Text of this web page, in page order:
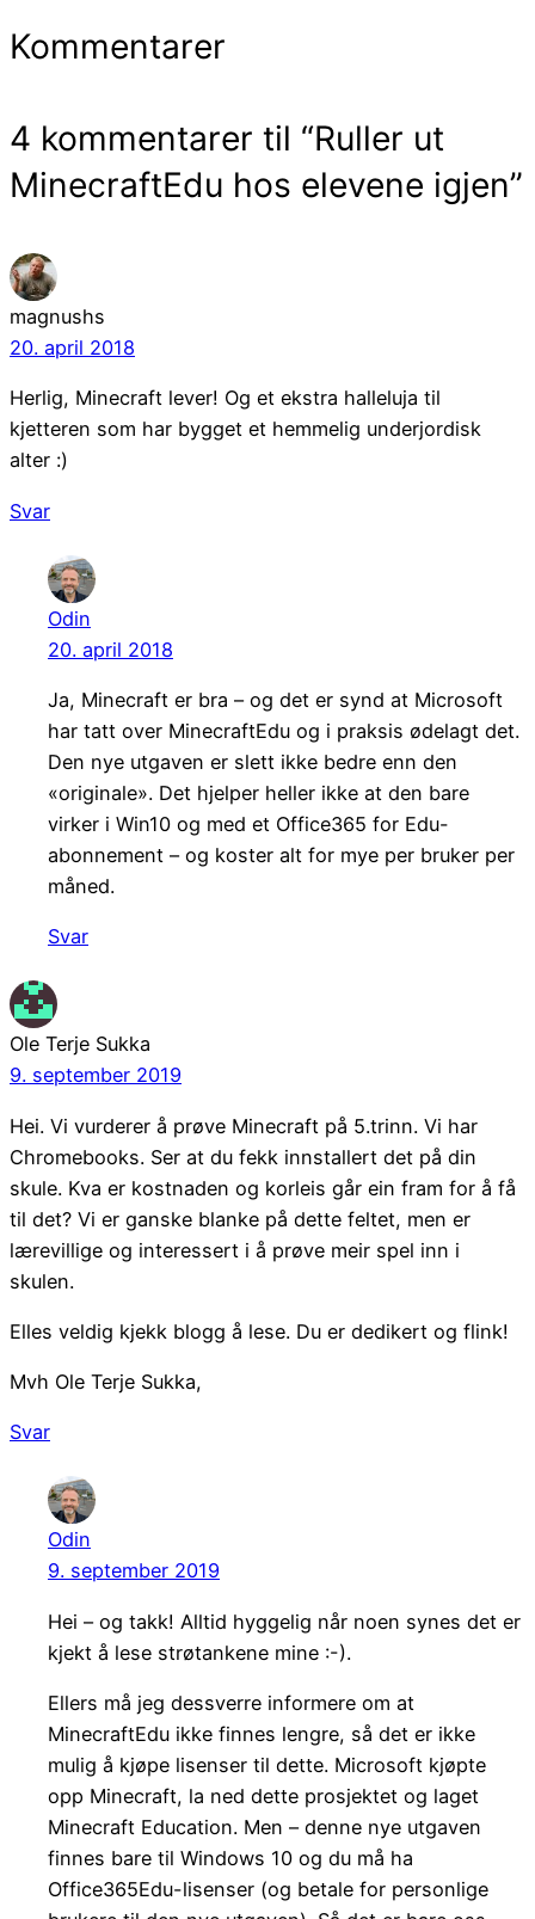
Kommentarer
4 kommentarer til “Ruller ut
MinecraftEdu hos elevene igjen”
magnushs
20. april 2018
Herlig, Minecraft lever! Og et ekstra halleluja til
kjetteren som har bygget et hemmelig underjordisk
alter :)
Svar
Odin
20. april 2018
Ja, Minecraft er bra – og det er synd at Microsoft
har tatt over MinecraftEdu og i praksis ødelagt det.
Den nye utgaven er slett ikke bedre enn den
«originale». Det hjelper heller ikke at den bare
virker i Win10 og med et Office365 for Edu-
abonnement – og koster alt for mye per bruker per
måned.
Svar
Ole Terje Sukka
9. september 2019
Hei. Vi vurderer å prøve Minecraft på 5.trinn. Vi har
Chromebooks. Ser at du fekk innstallert det på din
skule. Kva er kostnaden og korleis går ein fram for å få
til det? Vi er ganske blanke på dette feltet, men er
lærevillige og interessert i å prøve meir spel inn i
skulen.
Elles veldig kjekk blogg å lese. Du er dedikert og flink!
Mvh Ole Terje Sukka,
Svar
Odin
9. september 2019
Hei – og takk! Alltid hyggelig når noen synes det er
kjekt å lese strøtankene mine :-).
Ellers må jeg dessverre informere om at
MinecraftEdu ikke finnes lengre, så det er ikke
mulig å kjøpe lisenser til dette. Microsoft kjøpte
opp Minecraft, la ned dette prosjektet og laget
Minecraft Education. Men – denne nye utgaven
finnes bare til Windows 10 og du må ha
Office365Edu-lisenser (og betale for personlige